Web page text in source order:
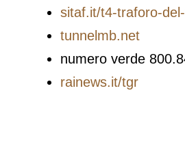
sitaf.it/t4-traforo-
tunnelmb.net
numero verde
rainews.it/tgr